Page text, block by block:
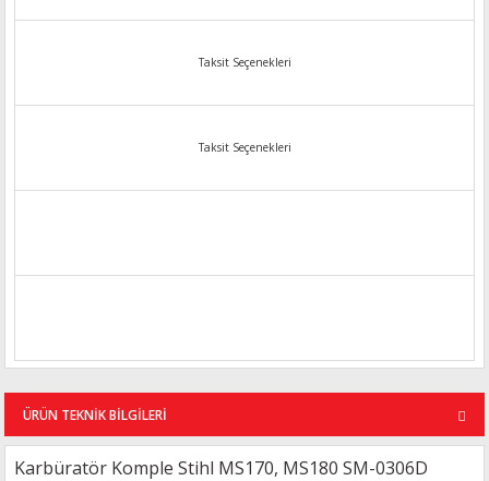
Taksit Seçenekleri
Taksit Seçenekleri
ÜRÜN TEKNİK BİLGİLERİ
Karbüratör Komple Stihl MS170, MS180 SM-0306D